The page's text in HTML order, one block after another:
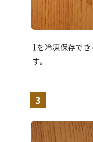
1を冷凍保存で
す。
3